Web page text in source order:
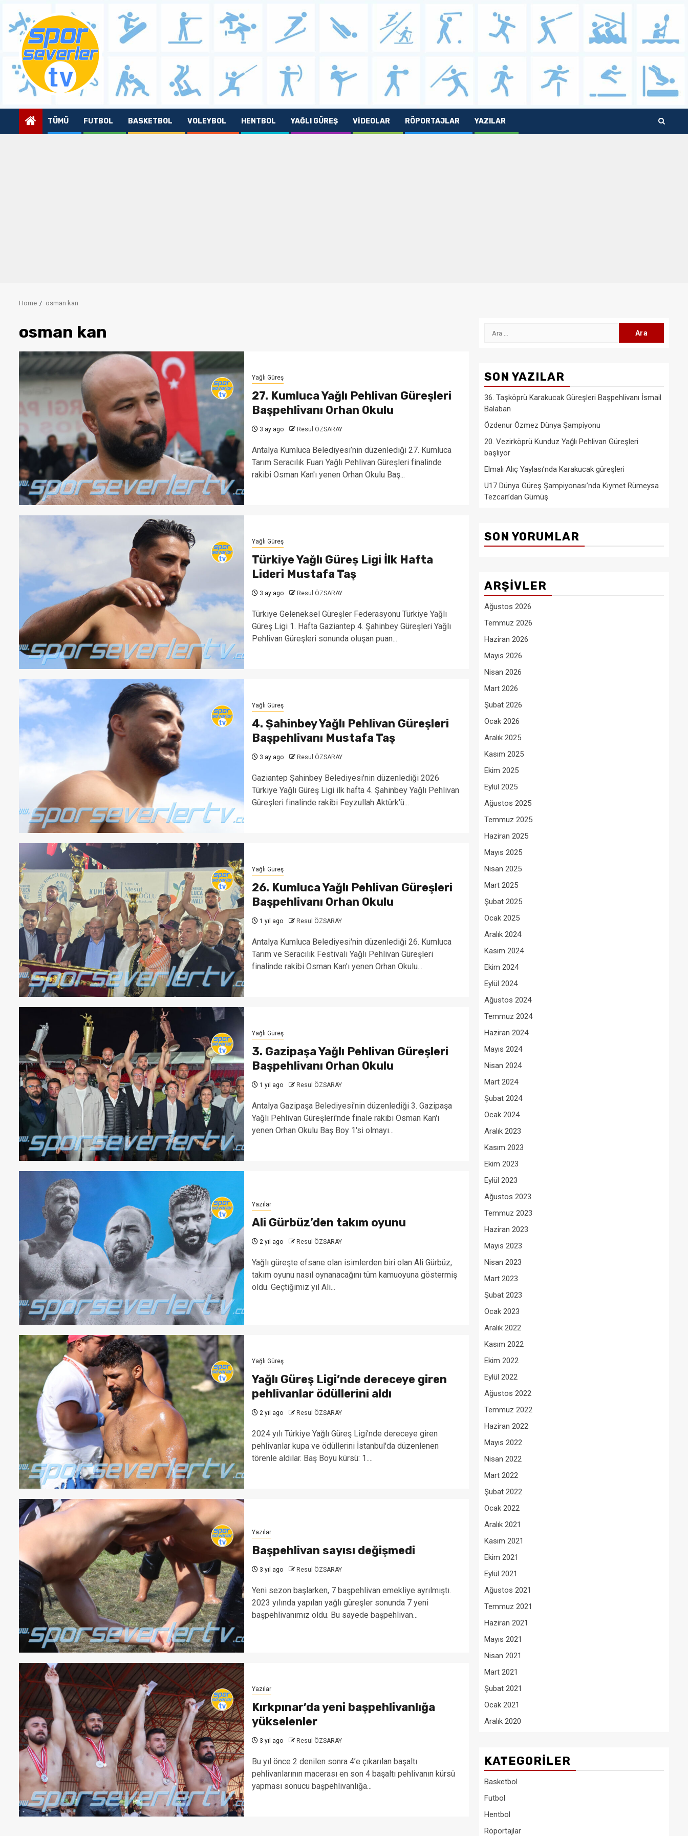
content
TÜMÜ FUTBOL BASKETBOL VOLEYBOL HENTBOL YAĞLI GÜREŞ VIDEOLAR RÖPORTAJLAR YAZILAR
Home osman kan
osman kan
Yağlı Güreş
27. Kumluca Yağlı Pehlivan Güreşleri
Başpehlivanı Orhan Okulu
3 ay ago Resul ÖZSARAY
Antalya Kumluca Belediyesi’nin düzenlediği 27. Kumluca
Tarım Seracılık Fuarı Yağlı Pehlivan Güreşleri finalinde
rakibi Osman Kan'ı yenen Orhan Okulu Baş...
Yağlı Güreş
Türkiye Yağlı Güreş Ligi İlk Hafta
Lideri Mustafa Taş
3 ay ago Resul ÖZSARAY
Türkiye Geleneksel Güreşler Federasyonu Türkiye Yağlı
Güreş Ligi 1. Hafta Gaziantep 4. Şahinbey Güreşleri Yağlı
Pehlivan Güreşleri sonunda oluşan puan...
Yağlı Güreş
4. Şahinbey Yağlı Pehlivan Güreşleri
Başpehlivanı Mustafa Taş
3 ay ago Resul ÖZSARAY
Gaziantep Şahinbey Belediyesi'nin düzenlediği 2026
Türkiye Yağlı Güreş Ligi ilk hafta 4. Şahinbey Yağlı Pehlivan
Güreşleri finalinde rakibi Feyzullah Aktürk'ü...
Yağlı Güreş
26. Kumluca Yağlı Pehlivan Güreşleri
Başpehlivanı Orhan Okulu
1 yıl ago Resul ÖZSARAY
Antalya Kumluca Belediyesi'nin düzenlediği 26. Kumluca
Tarım ve Seracılık Festivali Yağlı Pehlivan Güreşleri
finalinde rakibi Osman Kan'ı yenen Orhan Okulu...
Yağlı Güreş
3. Gazipaşa Yağlı Pehlivan Güreşleri
Başpehlivanı Orhan Okulu
1 yıl ago Resul ÖZSARAY
Antalya Gazipaşa Belediyesi'nin düzenlediği 3. Gazipaşa
Yağlı Pehlivan Güreşleri'nde finale rakibi Osman Kan'ı
yenen Orhan Okulu Baş Boy 1'si olmayı...
Yazılar
Ali Gürbüz’den takım oyunu
2 yıl ago Resul ÖZSARAY
Yağlı güreşte efsane olan isimlerden biri olan Ali Gürbüz,
takım oyunu nasıl oynanacağını tüm kamuoyuna göstermiş
oldu. Geçtiğimiz yıl Ali...
Yağlı Güreş
Yağlı Güreş Ligi’nde dereceye giren
pehlivanlar ödüllerini aldı
2 yıl ago Resul ÖZSARAY
2024 yılı Türkiye Yağlı Güreş Ligi'nde dereceye giren
pehlivanlar kupa ve ödüllerini İstanbul'da düzenlenen
törenle aldılar. Baş Boyu kürsü: 1....
Yazılar
Başpehlivan sayısı değişmedi
3 yıl ago Resul ÖZSARAY
Yeni sezon başlarken, 7 başpehlivan emekliye ayrılmıştı.
2023 yılında yapılan yağlı güreşler sonunda 7 yeni
başpehlivanımız oldu. Bu sayede başpehlivan...
Yazılar
Kırkpınar’da yeni başpehlivanlığa
yükselenler
3 yıl ago Resul ÖZSARAY
Bu yıl önce 2 denilen sonra 4’e çıkarılan başaltı
pehlivanlarının macerası en son 4 başaltı pehlivanın kürsü
yapması sonucu başpehlivanlığa...
Arama:
SON YAZILAR
36. Taşköprü Karakucak Güreşleri Başpehlivanı İsmail
Balaban
Özdenur Özmez Dünya Şampiyonu
20. Vezirköprü Kunduz Yağlı Pehlivan Güreşleri
başlıyor
Elmalı Alıç Yaylası’nda Karakucak güreşleri
U17 Dünya Güreş Şampiyonası’nda Kıymet Rümeysa
Tezcan’dan Gümüş
SON YORUMLAR
ARŞIVLER
Ağustos 2026
Temmuz 2026
Haziran 2026
Mayıs 2026
Nisan 2026
Mart 2026
Şubat 2026
Ocak 2026
Aralık 2025
Kasım 2025
Ekim 2025
Eylül 2025
Ağustos 2025
Temmuz 2025
Haziran 2025
Mayıs 2025
Nisan 2025
Mart 2025
Şubat 2025
Ocak 2025
Aralık 2024
Kasım 2024
Ekim 2024
Eylül 2024
Ağustos 2024
Temmuz 2024
Haziran 2024
Mayıs 2024
Nisan 2024
Mart 2024
Şubat 2024
Ocak 2024
Aralık 2023
Kasım 2023
Ekim 2023
Eylül 2023
Ağustos 2023
Temmuz 2023
Haziran 2023
Mayıs 2023
Nisan 2023
Mart 2023
Şubat 2023
Ocak 2023
Aralık 2022
Kasım 2022
Ekim 2022
Eylül 2022
Ağustos 2022
Temmuz 2022
Haziran 2022
Mayıs 2022
Nisan 2022
Mart 2022
Şubat 2022
Ocak 2022
Aralık 2021
Kasım 2021
Ekim 2021
Eylül 2021
Ağustos 2021
Temmuz 2021
Haziran 2021
Mayıs 2021
Nisan 2021
Mart 2021
Şubat 2021
Ocak 2021
Aralık 2020
KATEGORILER
Basketbol
Futbol
Hentbol
Röportajlar